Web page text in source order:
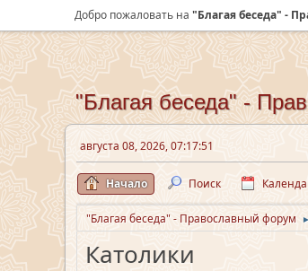
Добро пожаловать на "Благая беседа" -
"Благая беседа" -
августа 08, 2026, 07:17:51
Начало Поиск
"Благая беседа" - Православный форум ►
Католики